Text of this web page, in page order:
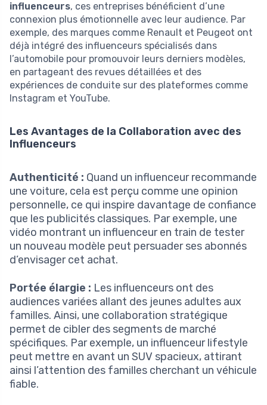
influenceurs, ces entreprises bénéficient d’une
connexion plus émotionnelle avec leur audience. Par
exemple, des marques comme Renault et Peugeot ont
déjà intégré des influenceurs spécialisés dans
l’automobile pour promouvoir leurs derniers modèles,
en partageant des revues détaillées et des
expériences de conduite sur des plateformes comme
Instagram et YouTube.
Les Avantages de la Collaboration avec des
Influenceurs
Authenticité : Quand un influenceur recommande
une voiture, cela est perçu comme une opinion
personnelle, ce qui inspire davantage de confiance
que les publicités classiques. Par exemple, une
vidéo montrant un influenceur en train de tester
un nouveau modèle peut persuader ses abonnés
d’envisager cet achat.
Portée élargie : Les influenceurs ont des
audiences variées allant des jeunes adultes aux
familles. Ainsi, une collaboration stratégique
permet de cibler des segments de marché
spécifiques. Par exemple, un influenceur lifestyle
peut mettre en avant un SUV spacieux, attirant
ainsi l’attention des familles cherchant un véhicule
fiable.